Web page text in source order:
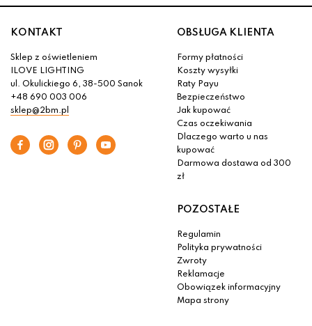
KONTAKT
Sklep z oświetleniem
ILOVE LIGHTING
ul. Okulickiego 6, 38-500 Sanok
+48 690 003 006
sklep@2bm.pl
OBSŁUGA KLIENTA
Formy płatności
Koszty wysyłki
Raty Payu
Bezpieczeństwo
Jak kupować
Czas oczekiwania
Dlaczego warto u nas
kupować
Darmowa dostawa od 300
zł
POZOSTAŁE
Regulamin
Polityka prywatności
Zwroty
Reklamacje
Obowiązek informacyjny
Mapa strony